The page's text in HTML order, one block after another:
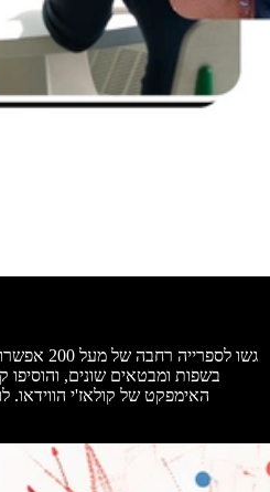
גשו
בשפות ומבטאים שונים,
האימפקט של קולאז'י הווידאו.